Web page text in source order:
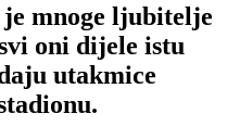
je mnoge ljubitelje
oni dijele istu
utakmice